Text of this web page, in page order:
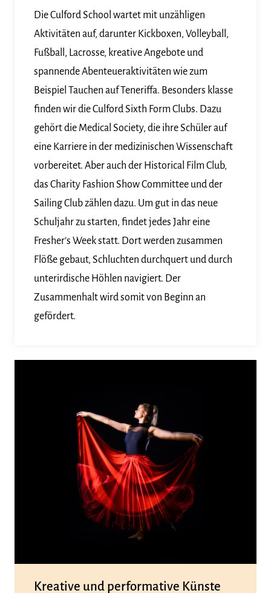
Die Culford School wartet mit unzähligen
Aktivitäten auf, darunter Kickboxen, Volleyball,
Fußball, Lacrosse, kreative Angebote und
spannende Abenteueraktivitäten wie zum
Beispiel Tauchen auf Teneriffa. Besonders klasse
finden wir die Culford Sixth Form Clubs. Dazu
gehört die Medical Society, die ihre Schüler auf
eine Karriere in der medizinischen Wissenschaft
vorbereitet. Aber auch der Historical Film Club,
das Charity Fashion Show Committee und der
Sailing Club zählen dazu. Um gut in das neue
Schuljahr zu starten, findet jedes Jahr eine
Fresher’s Week statt. Dort werden zusammen
Flöße gebaut, Schluchten durchquert und durch
unterirdische Höhlen navigiert. Der
Zusammenhalt wird somit von Beginn an
gefördert.
Kreative und performative Künste